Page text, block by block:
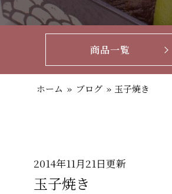
商品一覧
ホーム » ブログ » 玉子焼き
2014年11月21日更新
玉子焼き